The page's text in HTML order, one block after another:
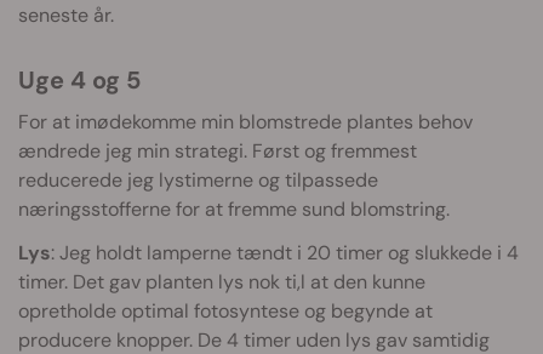
seneste år.
Uge 4 og 5
For at imødekomme min blomstrede plantes behov
ændrede jeg min strategi. Først og fremmest
reducerede jeg lystimerne og tilpassede
næringsstofferne for at fremme sund blomstring.
Lys: Jeg holdt lamperne tændt i 20 timer og slukkede i 4
timer. Det gav planten lys nok ti,l at den kunne
opretholde optimal fotosyntese og begynde at
producere knopper. De 4 timer uden lys gav samtidig